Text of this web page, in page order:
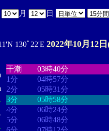
月 日
130ﾟ22'E 2022年10月12
干潮
03時40分
1分
04時57分
2分
05時31分
3分
05時58分
4分
06時24分
5分
06時48分